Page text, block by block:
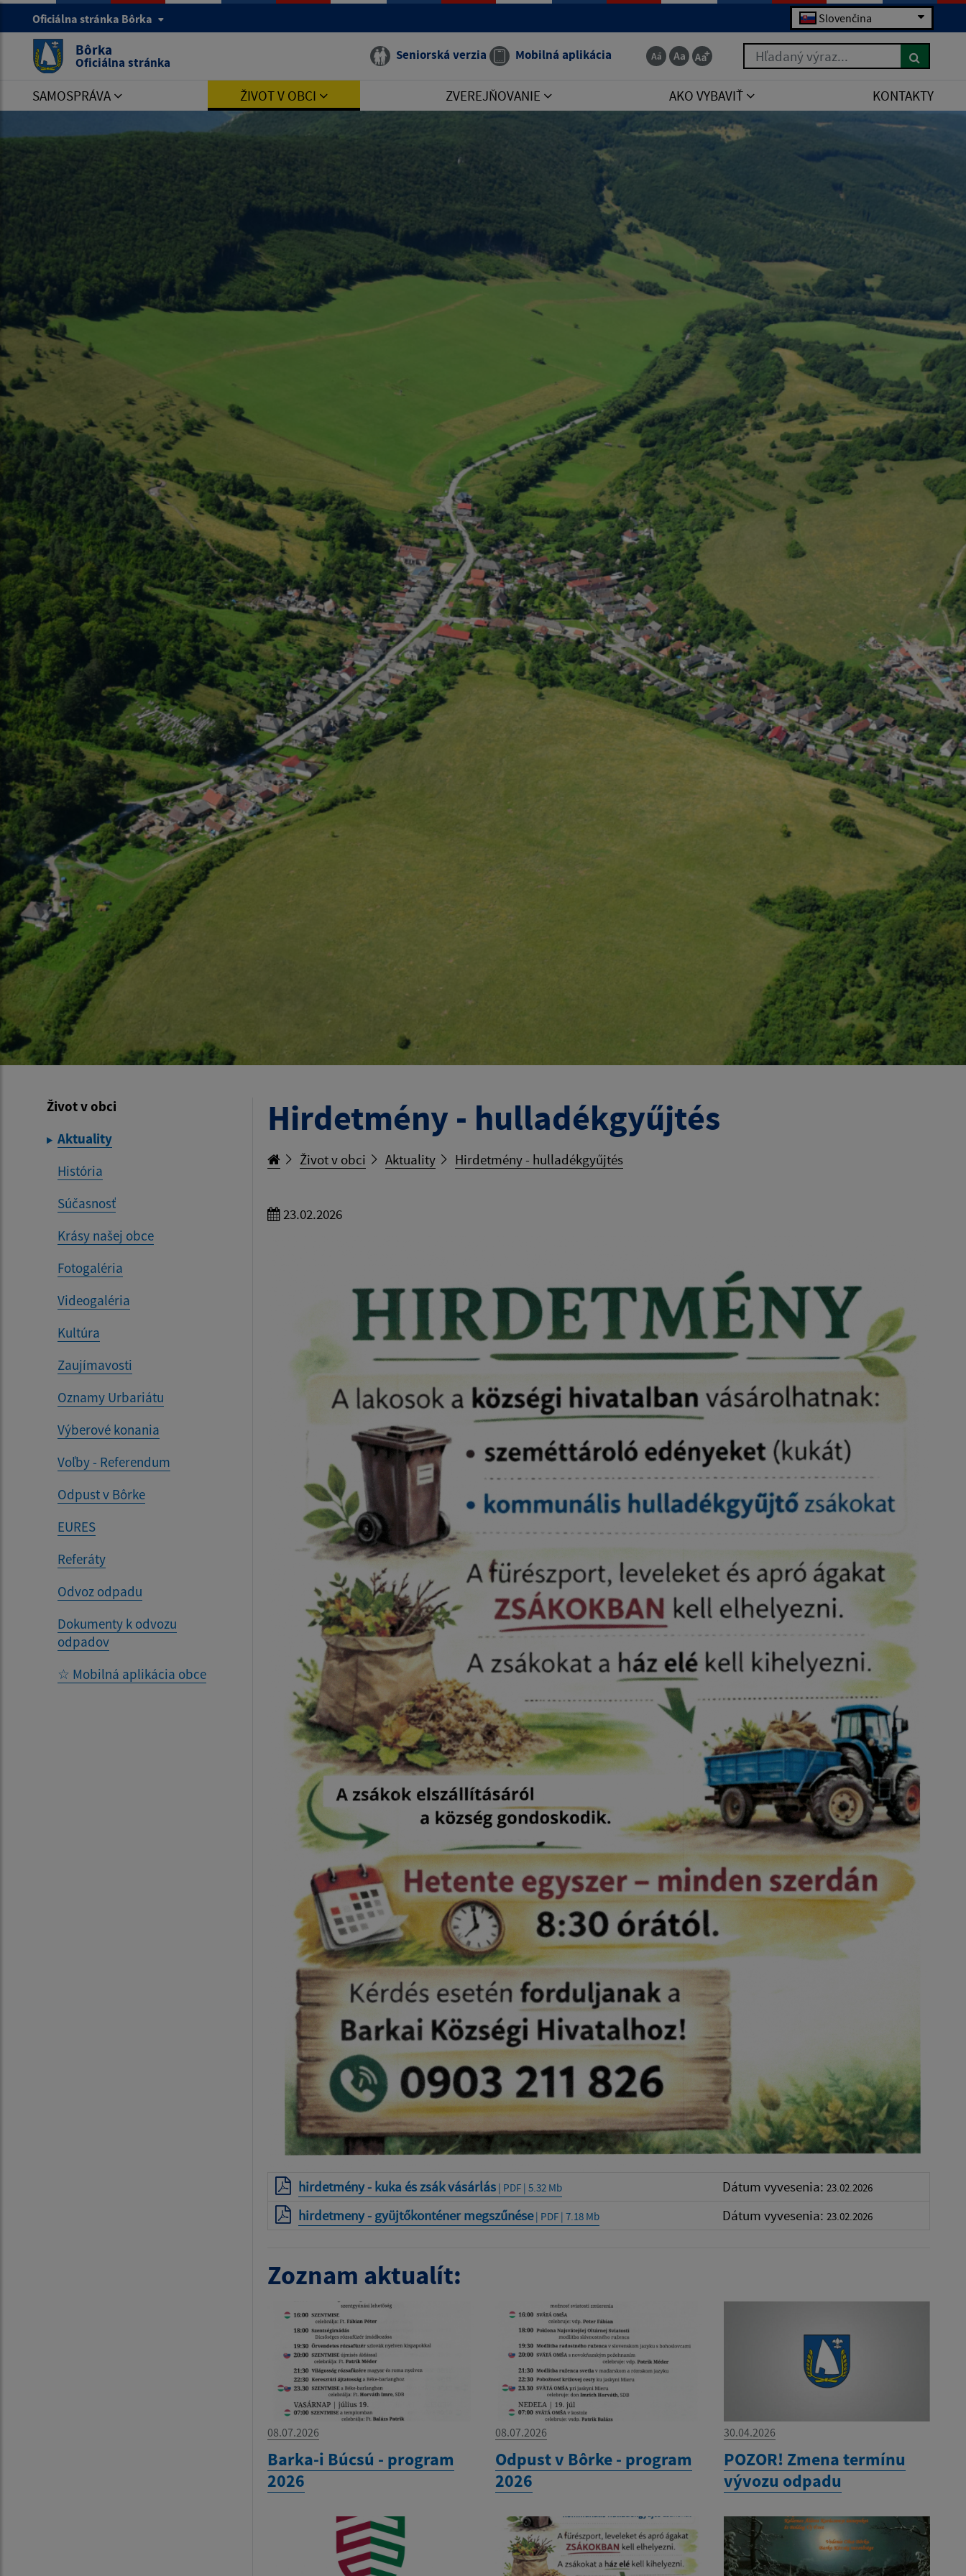
Oficiálna stránka Bôrka Slovenčina
Bôrka
Oficiálna stránka Seniorská verzia Mobilná aplikácia Hľadaný výraz...
SAMOSPRÁVA ŽIVOT V OBCI ZVEREJŇOVANIE AKO VYBAVIŤ KONTAKTY
Život v obci
Aktuality
História
Súčasnosť
Krásy našej obce
Fotogaléria
Videogaléria
Kultúra
Zaujímavosti
Oznamy Urbariátu
Výberové konania
Voľby - Referendum
Odpust v Bôrke
EURES
Referáty
Odvoz odpadu
Dokumenty k odvozu
odpadov
☆ Mobilná aplikácia obce
Hirdetmény - hulladékgyűjtés
Život v obci Aktuality Hirdetmény - hulladékgyűjtés
23.02.2026
hirdetmény - kuka és zsák vásárlás| PDF | 5.32 Mb Dátum vyvesenia: 23.02.2026
hirdetmeny - gyüjtőkonténer megszűnése| PDF | 7.18 Mb Dátum vyvesenia: 23.02.2026
Zoznam aktualít:
08.07.2026
Barka-i Búcsú - program
2026
08.07.2026
Odpust v Bôrke - program
2026
30.04.2026
POZOR! Zmena termínu
vývozu odpadu